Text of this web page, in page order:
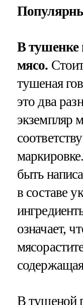
В тушенке
мясо.
тушеная
это два
экземпляр
быть
в составе
означает,
В тушеной